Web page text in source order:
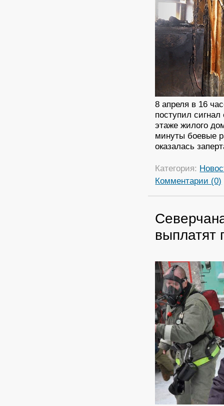
8 апреля в 16
поступил
этаже жилого
минуты боевые
оказалась
Категория:
Комментарии (0)
выплатят